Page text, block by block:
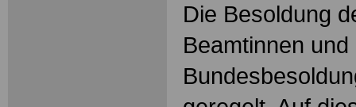
Die Besoldung
Beamtinnen